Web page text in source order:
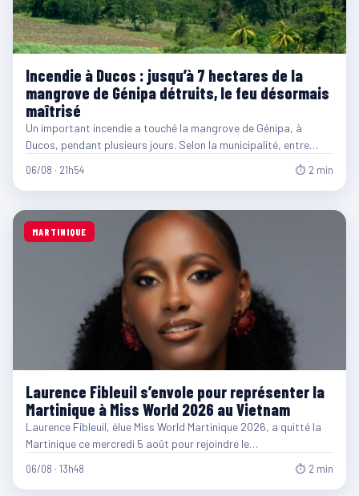
Incendie à Ducos : jusqu’à 7 hectares de la
mangrove de Génipa détruits, le feu désormais
maîtrisé
Un important incendie a touché la mangrove de Génipa, à
Ducos, pendant plusieurs jours. Selon la municipalité, entre…
06/08 · 21h54 ⏱ 2 min
MARTINIQUE
Laurence Fibleuil s’envole pour représenter la
Martinique à Miss World 2026 au Vietnam
Laurence Fibleuil, élue Miss World Martinique 2026, a quitté la
Martinique ce mercredi 5 août pour rejoindre le…
06/08 · 13h48 ⏱ 2 min